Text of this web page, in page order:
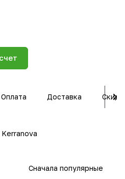
Оплата Доставка
Сначала популярные